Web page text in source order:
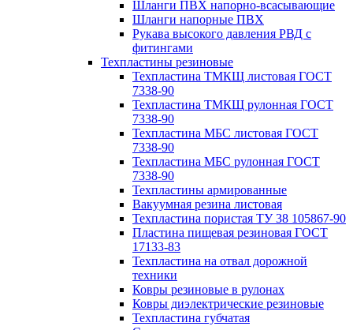
Шланги ПВХ напорно-всасывающие
Шланги напорные ПВХ
Рукава высокого давления РВД с
фитингами
Техпластины резиновые
Техпластина ТМКЩ листовая ГОСТ
7338-90
Техпластина ТМКЩ рулонная ГОСТ
7338-90
Техпластина МБС листовая ГОСТ
7338-90
Техпластина МБС рулонная ГОСТ
7338-90
Техпластины армированные
Вакуумная резина листовая
Техпластина пористая ТУ 38 105867-90
Пластина пищевая резиновая ГОСТ
17133-83
Техпластина на отвал дорожной
техники
Ковры резиновые в рулонах
Ковры диэлектрические резиновые
Техпластина губчатая